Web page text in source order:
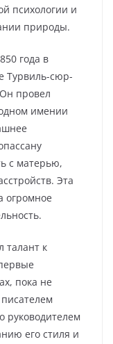
психологии и
природы.
года в
Турвиль-сюр-
провел
имении
с матерью,
Эта
огромное
талант к
пока не
руководителем
его стиля и